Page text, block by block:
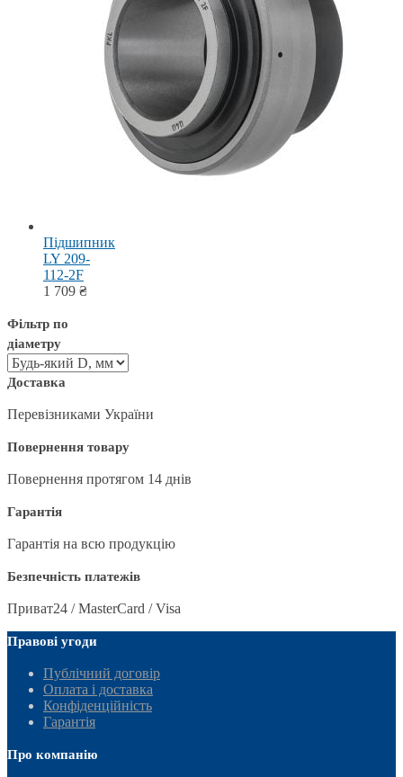
Підшипник
LY 209-
112-2F
1 709 ₴
Фільтр по
діаметру
Доставка
Перевізниками України
Повернення товару
Повернення протягом 14 днів
Гарантія
Гарантія на всю продукцію
Безпечність платежів
Приват24 / MasterCard / Visa
Правові угоди
Публічний договір
Оплата і доставка
Конфіденційність
Гарантія
Про компанію